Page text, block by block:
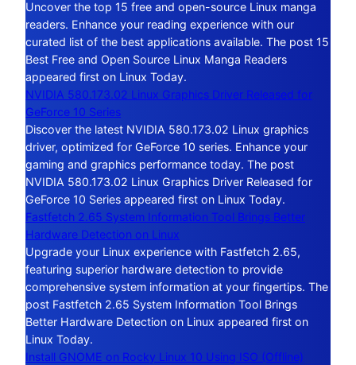
Uncover the top 15 free and open-source Linux manga
readers. Enhance your reading experience with our
curated list of the best applications available. The post 15
Best Free and Open Source Linux Manga Readers
appeared first on Linux Today.
NVIDIA 580.173.02 Linux Graphics Driver Released for
GeForce 10 Series
Discover the latest NVIDIA 580.173.02 Linux graphics
driver, optimized for GeForce 10 series. Enhance your
gaming and graphics performance today. The post
NVIDIA 580.173.02 Linux Graphics Driver Released for
GeForce 10 Series appeared first on Linux Today.
Fastfetch 2.65 System Information Tool Brings Better
Hardware Detection on Linux
Upgrade your Linux experience with Fastfetch 2.65,
featuring superior hardware detection to provide
comprehensive system information at your fingertips. The
post Fastfetch 2.65 System Information Tool Brings
Better Hardware Detection on Linux appeared first on
Linux Today.
Install GNOME on Rocky Linux 10 Using ISO (Offline)